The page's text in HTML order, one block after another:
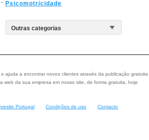
Psicomotricidade
ajuda a encontrar novos clientes através da publicação gratuita
da sua empresa em nosso site, de forma gratuita, hoje
Portugal Condições de uso Contacto